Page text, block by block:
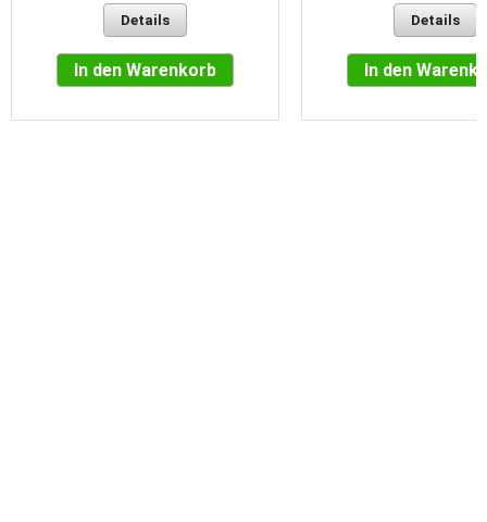
Details
In den Warenkorb
Details
In den